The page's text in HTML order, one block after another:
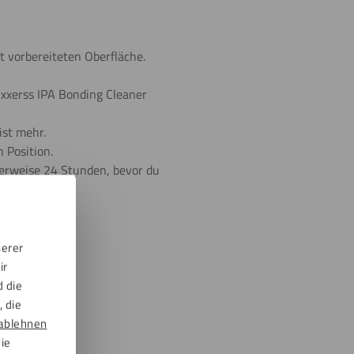
die
die
vorbereiteten Oberfläche.
IPA Bonding Cleaner
mehr.
Position.
24 Stunden, bevor du